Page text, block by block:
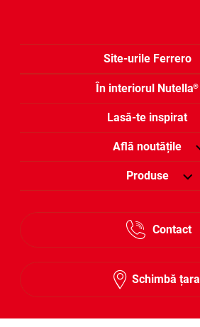
Site-urile Ferrero
În interiorul Nutella®
Lasă-te inspirat
Află noutățile
Produse
Contact
Schimbă țara